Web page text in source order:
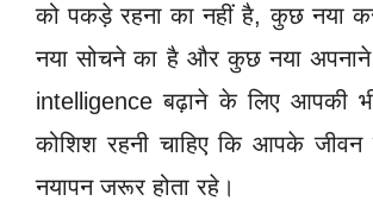
को पकड़े रहना का नहीं है, कुछ नया
नया सोचने का है और कुछ नया
intelligence बढ़ाने के लिएआपकी
कोशिश रहनी चाहिए कि आपके
नयापन जरूर होता रहे।